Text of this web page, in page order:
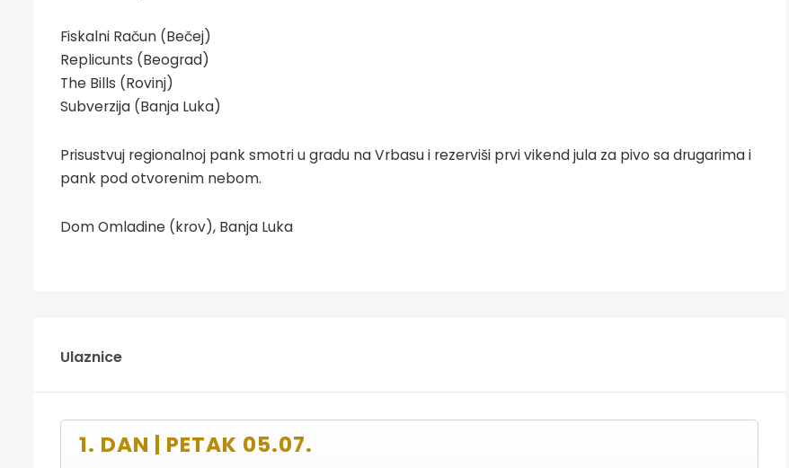
Fiskalni Račun (Bečej)
Replicunts (Beograd)
The Bills (Rovinj)
Subverzija (Banja Luka)
Prisustvuj regionalnoj pank smotri u gradu na Vrbasu i rezerviši prvi vikend jula za pivo sa drugarima i
pank pod otvorenim nebom.
Dom Omladine (krov), Banja Luka
Ulaznice
1. DAN | PETAK 05.07.